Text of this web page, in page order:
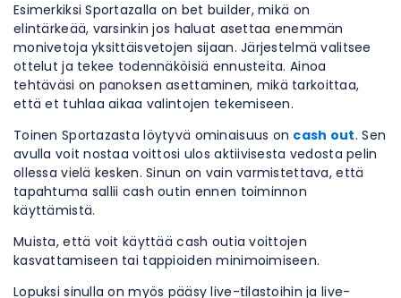
Esimerkiksi Sportazalla on bet builder, mikä on
elintärkeää, varsinkin jos haluat asettaa enemmän
monivetoja yksittäisvetojen sijaan. Järjestelmä valitsee
ottelut ja tekee todennäköisiä ennusteita. Ainoa
tehtäväsi on panoksen asettaminen, mikä tarkoittaa,
että et tuhlaa aikaa valintojen tekemiseen.
Toinen Sportazasta löytyvä ominaisuus on cash out. Sen
avulla voit nostaa voittosi ulos aktiivisesta vedosta pelin
ollessa vielä kesken. Sinun on vain varmistettava, että
tapahtuma sallii cash outin ennen toiminnon
käyttämistä.
Muista, että voit käyttää cash outia voittojen
kasvattamiseen tai tappioiden minimoimiseen.
Lopuksi sinulla on myös pääsy live-tilastoihin ja live-